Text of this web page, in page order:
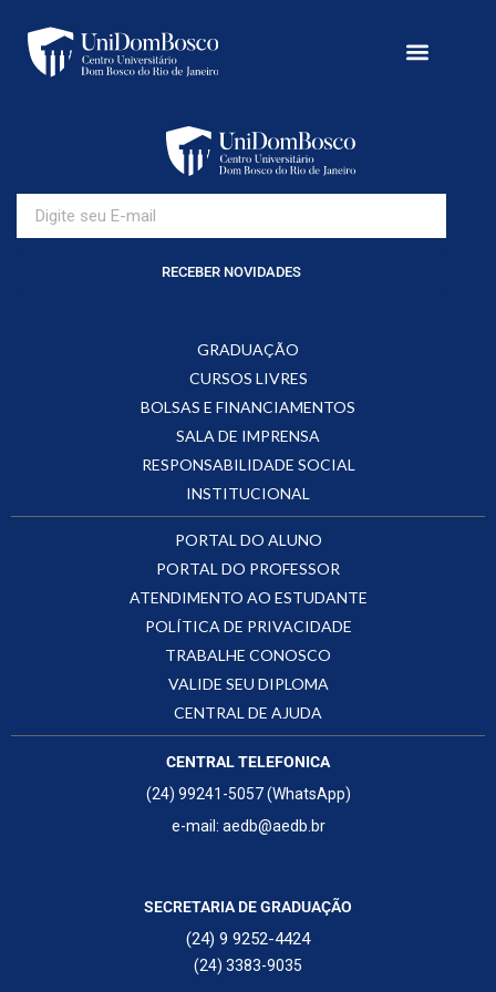
RECEBER NOVIDADES
GRADUAÇÃO
CURSOS LIVRES
BOLSAS E FINANCIAMENTOS
SALA DE IMPRENSA
RESPONSABILIDADE SOCIAL
INSTITUCIONAL
PORTAL DO ALUNO
PORTAL DO PROFESSOR
ATENDIMENTO AO ESTUDANTE
POLÍTICA DE PRIVACIDADE
TRABALHE CONOSCO
VALIDE SEU DIPLOMA
CENTRAL DE AJUDA
CENTRAL TELEFONICA
(24) 99241-5057 (WhatsApp)
e-mail: aedb@aedb.br
SECRETARIA DE GRADUAÇÃO
(24) 9 9252-4424
(24) 3383-9035